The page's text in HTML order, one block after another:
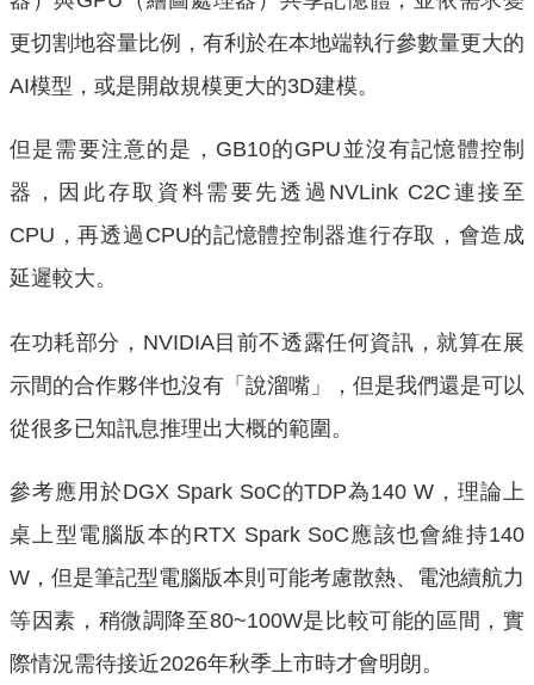
更切割地容量比例，有利於在本地端執行參數量更大的
AI模型，或是開啟規模更大的3D建模。
但是需要注意的是，GB10的GPU並沒有記憶體控制
器，因此存取資料需要先透過NVLink C2C連接至
CPU，再透過CPU的記憶體控制器進行存取，會造成
延遲較大。
在功耗部分，NVIDIA目前不透露任何資訊，就算在展
示間的合作夥伴也沒有「說溜嘴」，但是我們還是可以
從很多已知訊息推理出大概的範圍。
參考應用於DGX Spark SoC的TDP為140 W，理論上
桌上型電腦版本的RTX Spark SoC應該也會維持140
W，但是筆記型電腦版本則可能考慮散熱、電池續航力
等因素，稍微調降至80~100W是比較可能的區間，實
際情況需待接近2026年秋季上市時才會明朗。